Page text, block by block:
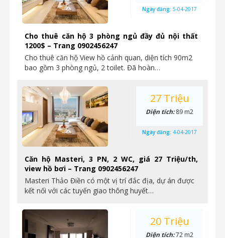
Cho thuê căn hộ 3 phòng ngủ đầy đủ nội thất
1200$ – Trang 0902456247
Cho thuê căn hộ View hồ cảnh quan, diện tích 90m2
bao gồm 3 phòng ngủ, 2 toilet. Đã hoàn…
Ngày đăng: 5-04-2017
Căn hộ Masteri, 3 PN, 2 WC, giá 27 Triệu/th,
view hồ bơi – Trang 0902456247
Masteri Thảo Điền có một vị trí đắc địa, dự án được
kết nối với các tuyến giao thông huyết…
27 Triệu
Diện tích:89 m2
Ngày đăng: 4-04-2017
20 Triệu
Diện tích:72 m2